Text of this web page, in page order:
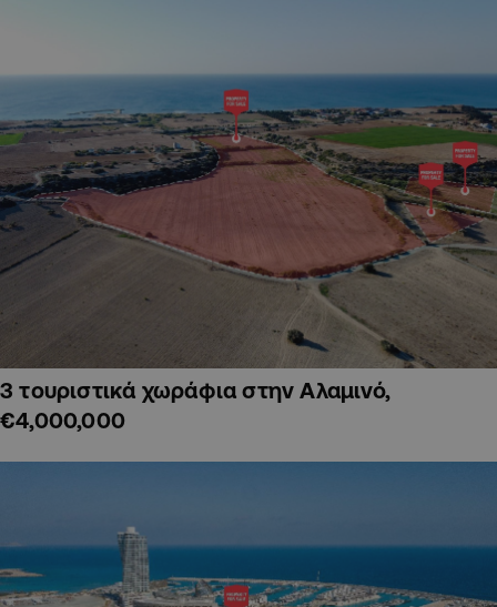
3 τουριστικά χωράφια στην Αλαμινό,
€4,000,000